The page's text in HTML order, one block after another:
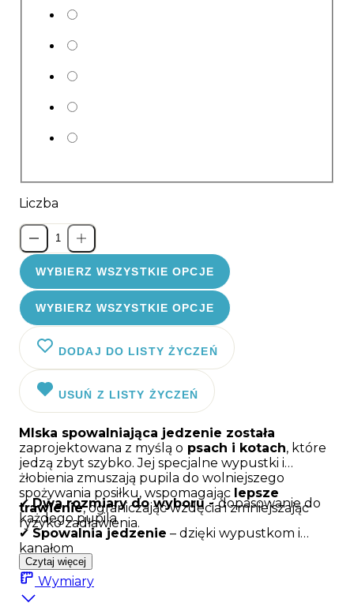
Liczba
WYBIERZ WSZYSTKIE OPCJE
WYBIERZ WSZYSTKIE OPCJE
DODAJ DO LISTY ŻYCZEŃ
USUŃ Z LISTY ŻYCZEŃ
MIska spowalniająca jedzenie została
zaprojektowana z myślą o psach i kotach, które
jedzą zbyt szybko. Jej specjalne wypustki i
żłobienia zmuszają pupila do wolniejszego
spożywania posiłku, wspomagając lepsze
trawienie, ograniczając wzdęcia i zmniejszając
ryzyko zadławienia.
✔ Dwa rozmiary do wyboru -dopasowanie do
każdego pupila
✔ Spowalnia jedzenie – dzię ki wypustkom i
kanałom
✔ Pomaga zapobiega
trawiennym i oty
✔ Wykonana z materia
Czytaj więcej
Wymiary